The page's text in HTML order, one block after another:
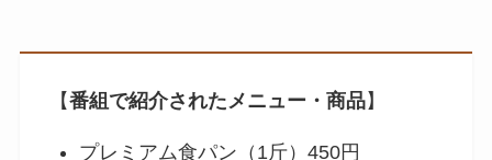
【番組で紹介されたメニュー・商品】
プレミアム食パン（1斤）450円